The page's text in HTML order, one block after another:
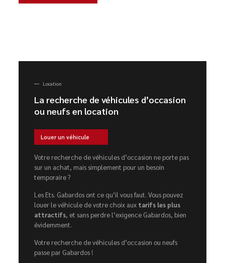
Location
La recherche de véhicules d’occasion
ou neufs en location
Louer un véhicule
Votre recherche de véhicules d’occasion ne porte pas
sur un achat, mais simplement pour un besoin
temporaire ?
Les Ets. Gabardos ont ce qu’il vous faut. Vous pouvez
louer le véhicule de votre choix aux tarifs les plus
attractifs, et sans perdre l’exigence Gabardos, bien
évidemment.
Votre recherche de véhicules d’occasion ou neufs
passe par Gabardos !